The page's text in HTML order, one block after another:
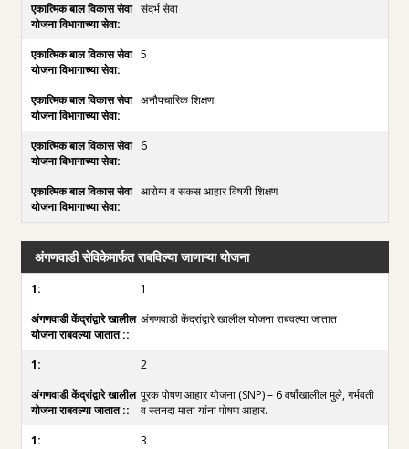
संदर्भ सेवा
5
अनौपचारिक शिक्षण
6
आरोग्य व सकस आहार विषयी शिक्षण
अंगणवाडी सेविकेमार्फत राबविल्या जाणाऱ्या योजना
1
अंगणवाडी केंद्रांद्वारे खालील योजना राबवल्या जातात :
2
पूरक पोषण आहार योजना (SNP) – 6 वर्षांखालील मुले, गर्भवती
व स्तनदा माता यांना पोषण आहार.
3